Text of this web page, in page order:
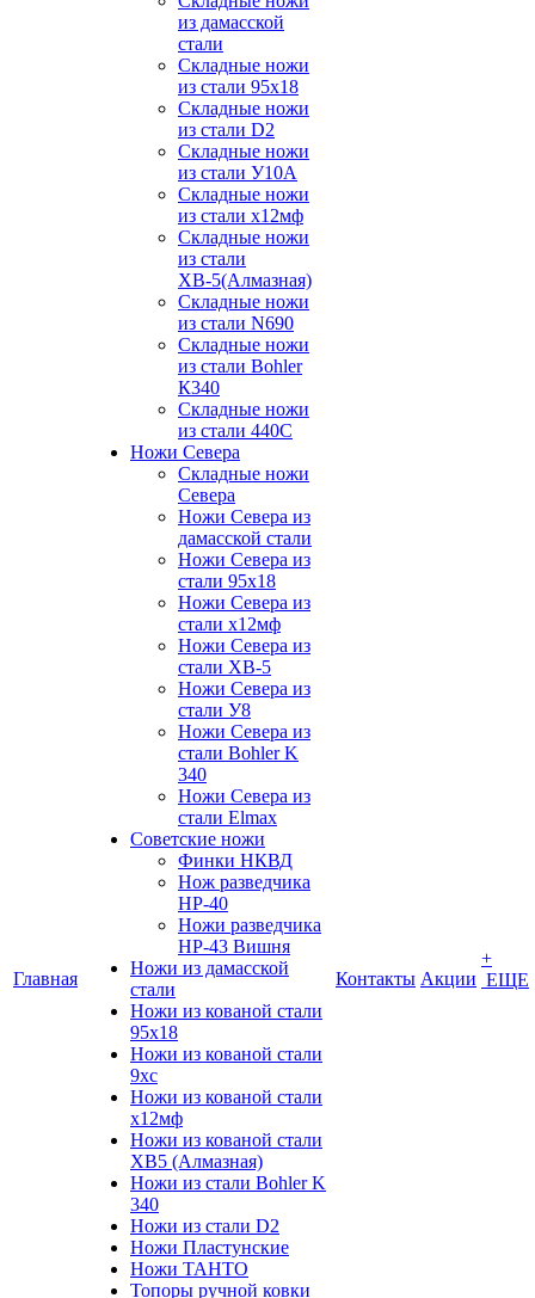
Главная
из дамасской
стали
Складные ножи
из стали 95х18
Складные ножи
из стали D2
Складные ножи
из стали У10А
Складные ножи
из стали х12мф
Складные ножи
из стали
ХВ-5(Алмазная)
Складные ножи
из стали N690
Складные ножи
из стали Bohler
К340
Складные ножи
из стали 440С
Ножи Севера
Складные ножи
Севера
Ножи Севера из
дамасской стали
Ножи Севера из
стали 95х18
Ножи Севера из
стали х12мф
Ножи Севера из
стали ХВ-5
Ножи Севера из
стали У8
Ножи Севера из
стали Bohler K
340
Ножи Севера из
стали Elmax
Советские ножи
Финки НКВД
Нож разведчика
НР-40
Ножи разведчика
НР-43 Вишня
Ножи из дамасской
стали
Ножи из кованой стали
95х18
Ножи из кованой стали
9хс
Ножи из кованой стали
х12мф
Ножи из кованой стали
ХВ5 (Алмазная)
Ножи из стали Bohler K
340
Ножи из стали D2
Ножи Пластунские
Ножи ТАНТО
Топоры ручной ковки
Контакты Акции
+
ЕЩЕ